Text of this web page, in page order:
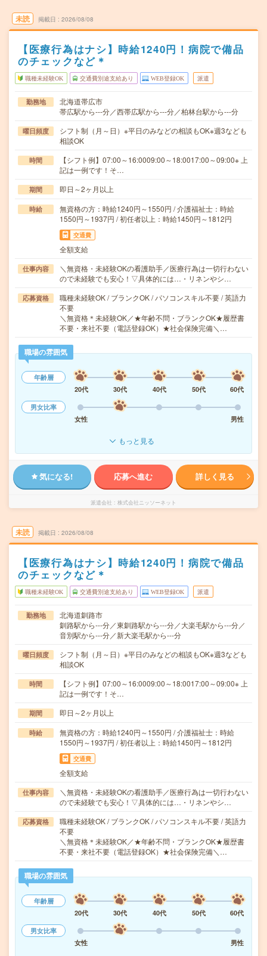
未読 掲載日 2026/08/08
【医療行為はナシ】時給1240円！病院で備品
のチェックなど＊
職種未経験OK 交通費別途支給あり WEB登録OK 派遣
勤務地
北海道帯広市
帯広駅から---分／西帯広駅から---分／柏林台駅から---分
曜日頻度
シフト制（月～日）※平日のみなどの相談もOK※週3なども
相談OK
時間
【シフト例】07:00～16:0009:00～18:0017:00～09:00※ 上
記は一例です！そ…
期間 即日～2ヶ月以上
時給
無資格の方：時給1240円～1550円 / 介護福祉士：時給
1550円～1937円 / 初任者以上：時給1450円～1812円
交通費
全額支給
仕事内容
＼無資格・未経験OKの看護助手／医療行為は一切行わない
ので未経験でも安心！▽具体的には…・リネンやシ…
応募資格
職種未経験OK / ブランクOK / パソコンスキル不要 / 英語力
不要
＼無資格＊未経験OK／★年齢不問・ブランクOK★履歴書
不要・来社不要（電話登録OK）★社会保険完備＼…
職場の雰囲気
年齢層
20代
30代 40代 50代
60代
男女比率
女性
男性
もっと見る
気になる! 応募へ進む 詳しく見る
派遣会社 株式会社ニッソーネット
未読 掲載日 2026/08/08
【医療行為はナシ】時給1240円！病院で備品
のチェックなど＊
職種未経験OK 交通費別途支給あり WEB登録OK 派遣
勤務地
北海道釧路市
釧路駅から---分／東釧路駅から---分／大楽毛駅から---分／
音別駅から---分／新大楽毛駅から---分
曜日頻度
シフト制（月～日）※平日のみなどの相談もOK※週3なども
相談OK
時間
【シフト例】07:00～16:0009:00～18:0017:00～09:00※ 上
記は一例です！そ…
期間 即日～2ヶ月以上
時給
無資格の方：時給1240円～1550円 / 介護福祉士：時給
1550円～1937円 / 初任者以上：時給1450円～1812円
交通費
全額支給
仕事内容
＼無資格・未経験OKの看護助手／医療行為は一切行わない
ので未経験でも安心！▽具体的には…・リネンやシ…
応募資格
職種未経験OK / ブランクOK / パソコンスキル不要 / 英語力
不要
＼無資格＊未経験OK／★年齢不問・ブランクOK★履歴書
不要・来社不要（電話登録OK）★社会保険完備＼…
職場の雰囲気
年齢層
20代
30代 40代 50代
60代
男女比率
女性
男性